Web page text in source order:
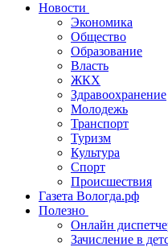
Новости
Экономика
Общество
Образование
Власть
ЖКХ
Здравоохранение
Молодежь
Транспорт
Туризм
Культура
Спорт
Происшествия
Газета Вологда.рф
Полезно
Онлайн
Зачисление в